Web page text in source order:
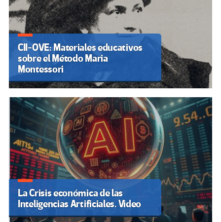
CII-OVE: Materiales educativos
sobre el Método Maria
Montessori
La Crisis económica de las
Inteligencias Artificiales. Video